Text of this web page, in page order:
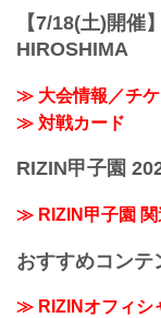
【7/18(土)開
HIROSHIMA
≫ 大会情報／チケ
≫ 対戦カード
RIZIN甲子園
≫ RIZIN甲子園 関
おすすめコンテ
≫ RIZINオフィシ